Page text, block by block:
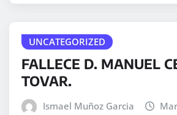
UNCATEGORIZED
FALLECE D. MANUEL
TOVAR.
Ismael Muñoz Garcia